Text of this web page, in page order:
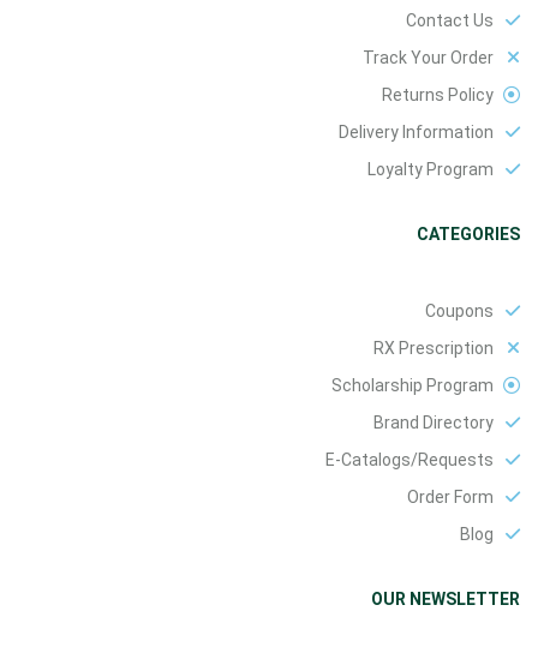
Contact Us
Track Your Order
Returns Policy
Delivery Information
Loyalty Program
CATEGORIES
Coupons
RX Prescription
Scholarship Program
Brand Directory
E-Catalogs/Requests
Order Form
Blog
OUR NEWSLETTER